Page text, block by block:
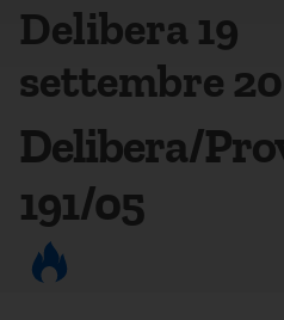
Delibera 19
settembre
Delibera/
191/05